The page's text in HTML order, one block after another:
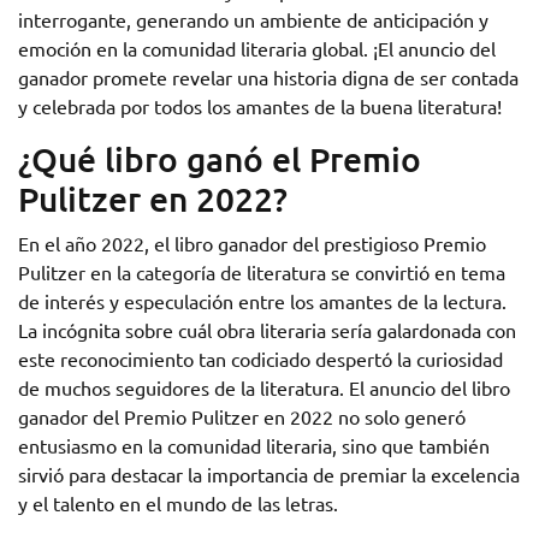
interrogante, generando un ambiente de anticipación y
emoción en la comunidad literaria global. ¡El anuncio del
ganador promete revelar una historia digna de ser contada
y celebrada por todos los amantes de la buena literatura!
¿Qué libro ganó el Premio
Pulitzer en 2022?
En el año 2022, el libro ganador del prestigioso Premio
Pulitzer en la categoría de literatura se convirtió en tema
de interés y especulación entre los amantes de la lectura.
La incógnita sobre cuál obra literaria sería galardonada con
este reconocimiento tan codiciado despertó la curiosidad
de muchos seguidores de la literatura. El anuncio del libro
ganador del Premio Pulitzer en 2022 no solo generó
entusiasmo en la comunidad literaria, sino que también
sirvió para destacar la importancia de premiar la excelencia
y el talento en el mundo de las letras.